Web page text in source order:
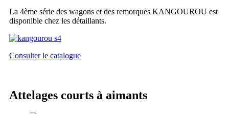
La 4ème série des wagons et des remorques KANGOUROU est
disponible chez les détaillants.
Consulter le catalogue
Attelages courts à aimants